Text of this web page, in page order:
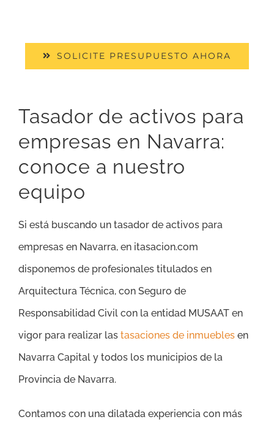
SOLICITE PRESUPUESTO AHORA
Tasador de activos para
empresas en Navarra:
conoce a nuestro
equipo
Si está buscando un tasador de activos para
empresas en Navarra, en itasacion.com
disponemos de profesionales titulados en
Arquitectura Técnica, con Seguro de
Responsabilidad Civil con la entidad MUSAAT en
vigor para realizar las tasaciones de inmuebles en
Navarra Capital y todos los municipios de la
Provincia de Navarra.
Contamos con una dilatada experiencia con más